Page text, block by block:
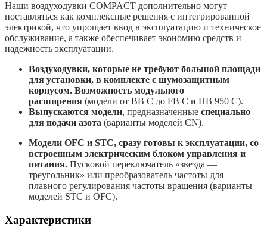
Наши воздуходувки COMPACT дополнительно могут
поставляться как комплексные решения с интегрированной
электрикой, что упрощает ввод в эксплуатацию и техническое
обслуживание, а также обеспечивает экономию средств и
надежность эксплуатации.
Воздуходувки, которые не требуют большой площади
для установки, в комплекте с шумозащитным
корпусом. Возможность модульного
расширения (модели от BB C до FB C и HB 950 C).
Выпускаются модели, предназначенные специально
для подачи азота (варианты моделей CN).
Модели OFC и STC, сразу готовы к эксплуатации, со
встроенным электрическим блоком управления и
питания. Пусковой переключатель «звезда —
треугольник» или преобразователь частоты для
плавного регулирования частоты вращения (варианты
моделей STC и OFC).
Характеристики